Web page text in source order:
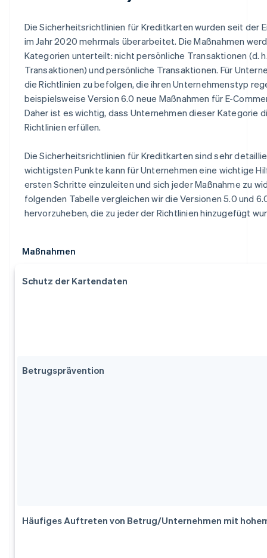
Die Sicherheitsrichtlinien für Kreditkarten wurden seit der
im Jahr 2020 mehrmals überarbeitet. Die Maßnahmen
Kategorien unterteilt: nicht persönliche Transaktionen (d.
Transaktionen) und persönliche Transaktionen. Für
die Richtlinien zu befolgen, die ihren Unternehmenstyp
beispielsweise Version 6.0 neue Maßnahmen für E-
Daher ist es wichtig, dass Unternehmen dieser Kategorie
Richtlinien erfüllen.
Die Sicherheitsrichtlinien für Kreditkarten sind sehr
wichtigsten Punkte kann für Unternehmen eine wichtige
ersten Schritte einzuleiten und sich jeder Maßnahme zu
folgenden Tabelle vergleichen wir die Versionen 5.0 und
hervorzuheben, die zu jeder der Richtlinien hinzugefügt
Maßnahmen
Schutz der Kartendaten
Betrugsprävention
Häufiges Auftreten von Betrug/Unternehmen mit